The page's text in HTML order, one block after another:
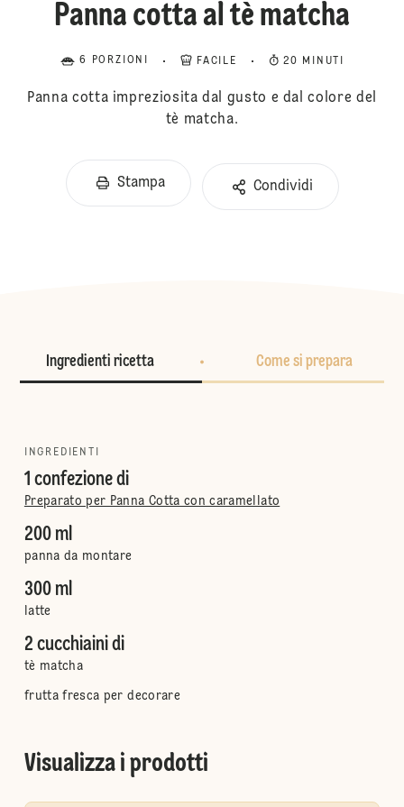
Panna cotta al tè matcha
6 PORZIONI FACILE 20 MINUTI
Panna cotta impreziosita dal gusto e dal colore del
tè matcha.
Stampa Condividi
Ingredienti ricetta Come si prepara
INGREDIENTI
1 confezione di
Preparato per Panna Cotta con caramellato
200 ml
panna da montare
300 ml
latte
2 cucchiaini di
tè matcha
frutta fresca per decorare
Visualizza i prodotti